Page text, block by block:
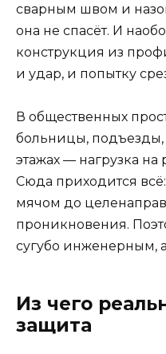
сварным швом и
она не спасёт. И
конструкция из
и удар, и попытку
В общественных
больницы,
этажах — нагрузка на
Сюда приходится
мячом до
проникновения.
сугубо инженерным,
Из чего
защита